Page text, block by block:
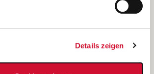
Details zeigen